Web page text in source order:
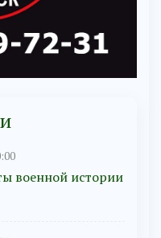
военной истории